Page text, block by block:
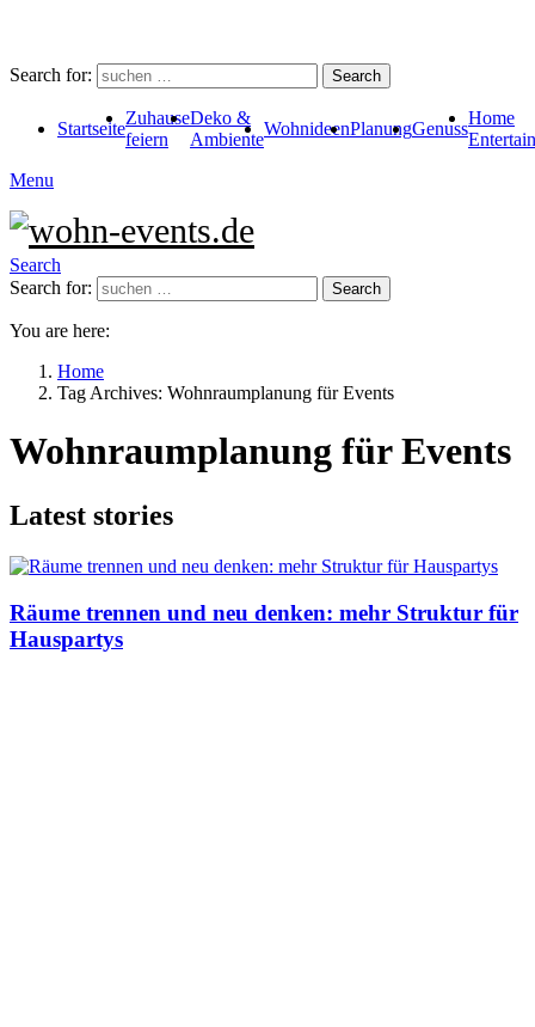
Search for: Search
Startseite
Zuhause
feiern
Deko &
Ambiente
WohnideenPlanungGenuss
Home
Menu
Search
Search for:
Search
You are here:
Home
Tag Archives: Wohnraumplanung für Events
Wohnraumplanung für Events
Latest stories
Räume trennen und neu denken: mehr Struktur für
Hauspartys